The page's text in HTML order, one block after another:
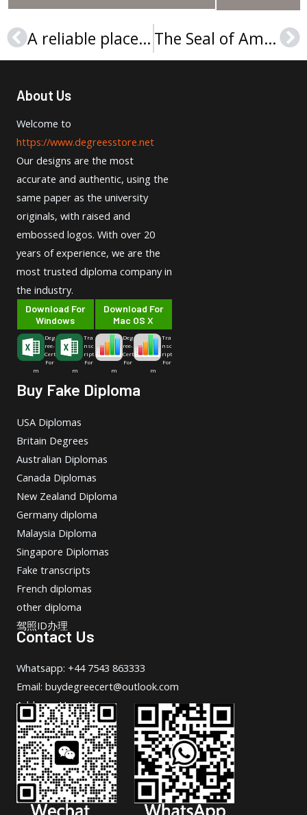
Prev A reliable place to get a University of Warwick degree The Seal of Ambition: Buy Geneva Business School Diploma
About Us
Welcome to
https://www.degreesstore.net
Our designs are the most
accurate and authentic, using the
same paper as the university
originals, with raised and
embossed logos. With over 20
years of experience, we are the
most trusted diploma company in
the industry.
Download For
Windows
Deg
ree-
Cert
For
m
Tra
nsc
ript
For
m
Download For
Mac OS X
Deg
ree-
Cert
For
m
Tra
nsc
ript
For
m
Buy Fake Diploma
USA Diplomas
Britain Degrees
Australian Diplomas
Canada Diplomas
New Zealand Diploma
Germany diploma
Malaysia Diploma
Singapore Diplomas
Fake transcripts
French diplomas
other diploma
驾照ID办理
Contact Us
Whatsapp: +44 7543 863333
Email: buydegreecert@outlook.com
Address: Hong Kong.